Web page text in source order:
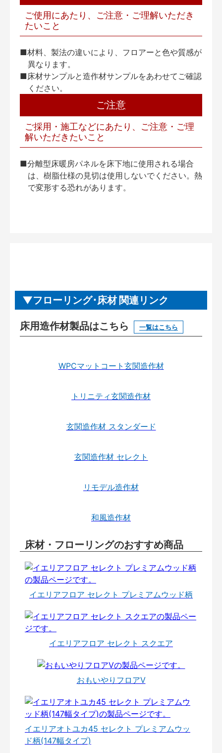
ご使用にあたり、ご注意・ご理解いただき
たいこと
■材料、製法の違いにより、フロアーと色や質感が
異なります。
■床材サンプルと造作材サンプルをあわせてご確認
ください。
ご注意
ご採用・施工などにあたり、ご注意・ご理
解いただきたいこと
■分離型床暖房パネルを床下地に使用される場合
は、樹脂仕様の見切は使用しないでください。熱
で変形する恐れがあります。
フローリング･床材 関連リンク
床用造作材製品はこちら 一覧はこちら
WPCマットコート玄関造作材
トリニティ玄関造作材
玄関造作材 スタンダード
玄関造作材 セレクト
リモデル造作材
和風造作材
床材・フローリングのおすすめ商品
イエリアフロア セレクト プレミアムウッド柄
イエリアフロア セレクト スクエア
おもいやりフロアⅤ
イエリアオトユカ45 セレクト プレミアムウッ
ド柄(147幅タイプ)